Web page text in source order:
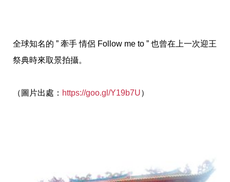
全球知名的 ” 牽手 情侶 Follow me to ” 也曾在上一次迎王
祭典時來取景拍攝。
（圖片出處： https://goo.gl/Y19b7U）